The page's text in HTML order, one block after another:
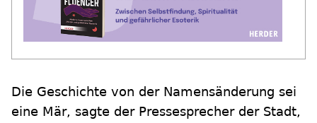
Die Geschichte von der Namensänderung sei
eine Mär, sagte der Pressesprecher der Stadt,